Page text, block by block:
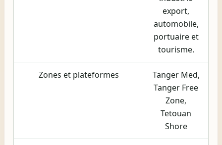
export,
automobile,
portuaire et
tourisme.
Zones et plateformes
Tanger Med,
Tanger Free
Zone,
Tetouan
Shore